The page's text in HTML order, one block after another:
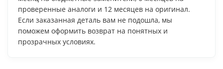
проверенные аналоги и 12 месяцев на оригинал.
Если заказанная деталь вам не подошла, мы
поможем оформить возврат на понятных и
прозрачных условиях.